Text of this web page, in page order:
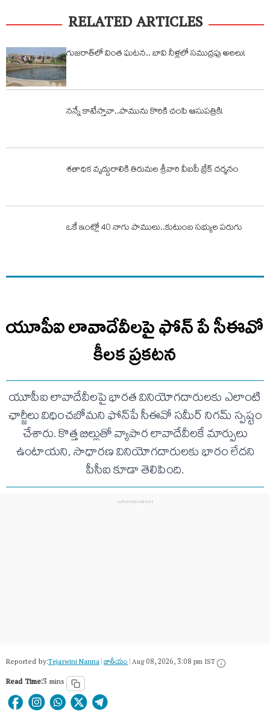
RELATED ARTICLES
గుజరాత్‌లో వింత ఘటన.. బావి నీళ్లలో సముద్రపు అలలు!
నన్నే కాటేస్తావా..పామును కొరికి చంపి ఆసుపత్రికి!
శతాధిక వృద్దురాలికి తిరుమల శ్రీవారి వీఐపీ బ్రేక్ దర్శనం
ఒకే ఇంట్లో 40 నాగు పాములు..కుటుంబ సభ్యుల పరుగు
యూపీఐ లావాదేవీలపై ఫోన్ పే సీఈవో
కీలక ప్రకటన
యూపీఐ లావాదేవీలపై భారత వినియోగదారులకు ఎలాంటి
ఛార్జీలు విధించబోమని ఫోన్‌పే సీఈవో సమీర్ నిగమ్ స్పష్టం
చేశారు. కొత్త బిల్లుతో వ్యాపార లావాదేవీలకే మార్పులు
ఉంటాయని, సాధారణ వినియోగదారులకు భారం లేదని
పీసీఐ కూడా తెలిపింది.
Reported by:Tejaswini Nanna|జాతీయం|Aug 08, 2026, 3:08 pm IST
Read Time:3 mins